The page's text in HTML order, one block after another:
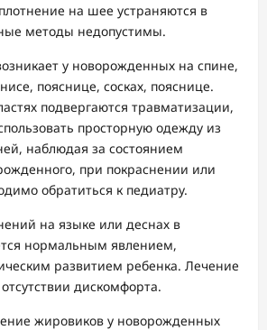
на шее устраняются в
методы недопустимы.
у новорожденных на спине,
пояснице, сосках, пояснице.
подвергаются травматизации,
просторную одежду из
наблюдая за состоянием
при покраснении или
обратиться к педиатру.
на языке или деснах в
нормальным явлением,
развитием ребенка. Лечение
дискомфорта.